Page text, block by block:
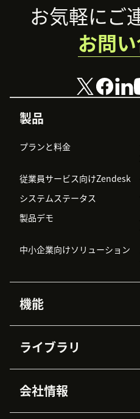
ための手法やその
目的について解説
しています。
Footer
製品
プランと料金
従業員サービス向けZendesk
システムステータス
製品デモ
中小企業向けソリューション
機能
Zendesk AI
高度なデータプライバシーと
データ保護
ライブラリ
APIと開発者向け情報
AI研究
会社情報
お気軽にご
お問